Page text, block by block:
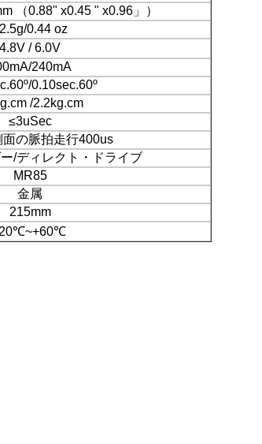
（0.88" x0.45 " x0.96」）
0.44 oz
4.8V / 6.0V
240mA
0.10sec.60º
/2.2kg.cm
≤3uSec
面の脈拍走行400us
/ディレクト・ドライブ
MR85
金属
215mm